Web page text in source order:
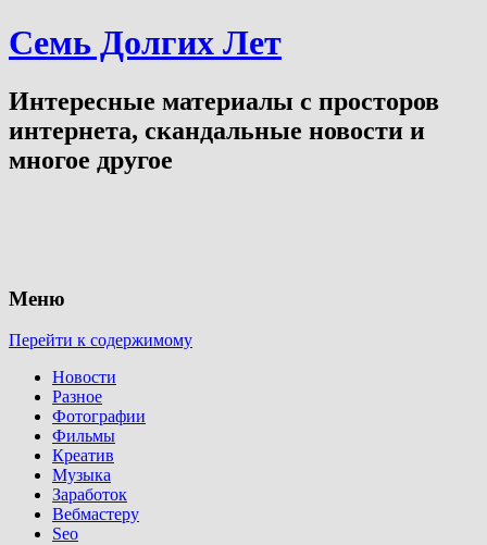
Семь Долгих Лет
Интересные материалы с просторов
интернета, скандальные новости и
многое другое
Меню
Перейти к содержимому
Новости
Разное
Фотографии
Фильмы
Креатив
Музыка
Заработок
Вебмастеру
Seo